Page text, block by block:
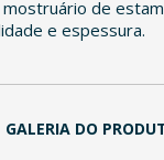
mostruário de
e espessura.
GALERIA DO